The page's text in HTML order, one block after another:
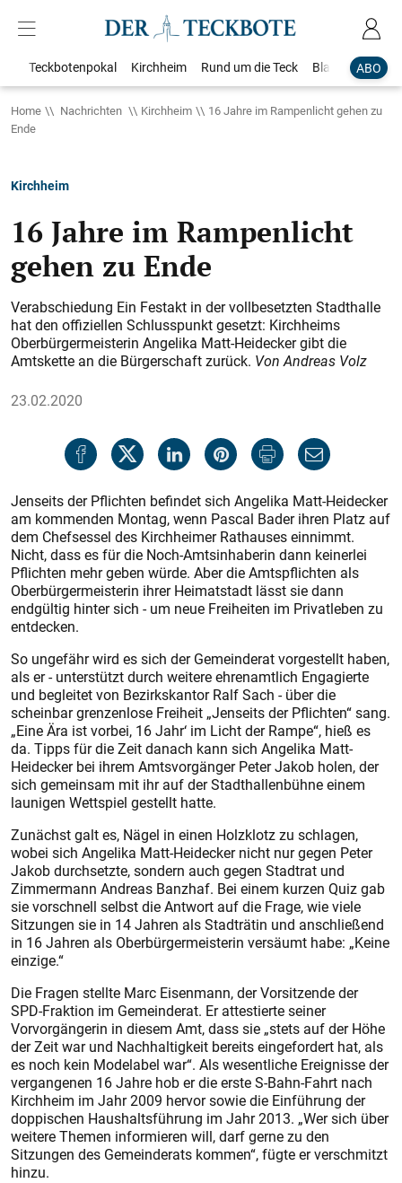
ABO
Teckbotenpokal Kirchheim Rund um die Teck Blaulicht
Home Nachrichten Kirchheim
16 Jahre im Rampenlicht gehen zu
Ende
Kirchheim
16 Jahre im Rampenlicht
gehen zu Ende
Verabschiedung Ein Festakt in der vollbesetzten Stadthalle
hat den offiziellen Schlusspunkt gesetzt: Kirchheims
Oberbürgermeisterin Angelika Matt-Heidecker gibt die
Amtskette an die Bürgerschaft zurück. Von Andreas Volz
23.02.2020
Jenseits der Pflichten befindet sich Angelika Matt-Heidecker
am kommenden Montag, wenn Pascal Bader ihren Platz auf
dem Chefsessel des Kirchheimer Rathauses einnimmt.
Nicht, dass es für die Noch-Amtsinhaberin dann keinerlei
Pflichten mehr geben würde. Aber die Amtspflichten als
Oberbürgermeisterin ihrer Heimatstadt lässt sie dann
endgültig hinter sich - um neue Freiheiten im Privatleben zu
entdecken.
So ungefähr wird es sich der Gemeinderat vorgestellt haben,
als er - unterstützt durch weitere ehrenamtlich Engagierte
und begleitet von Bezirkskantor Ralf Sach - über die
scheinbar grenzenlose Freiheit „Jenseits der Pflichten“ sang.
„Eine Ära ist vorbei, 16 Jahr‘ im Licht der Rampe“, hieß es
da. Tipps für die Zeit danach kann sich Angelika Matt-
Heidecker bei ihrem Amtsvorgänger Peter Jakob holen, der
sich gemeinsam mit ihr auf der Stadthallenbühne einem
launigen Wettspiel gestellt hatte.
Zunächst galt es, Nägel in einen Holzklotz zu schlagen,
wobei sich Angelika Matt-Heidecker nicht nur gegen Peter
Jakob durchsetzte, sondern auch gegen Stadtrat und
Zimmermann Andreas Banzhaf. Bei einem kurzen Quiz gab
sie vorschnell selbst die Antwort auf die Frage, wie viele
Sitzungen sie in 14 Jahren als Stadträtin und anschließend
in 16 Jahren als Oberbürgermeisterin versäumt habe: „Keine
einzige.“
Die Fragen stellte Marc Eisenmann, der Vorsitzende der
SPD-Fraktion im Gemeinderat. Er attestierte seiner
Vorvorgängerin in diesem Amt, dass sie „stets auf der Höhe
der Zeit war und Nachhaltigkeit bereits eingefordert hat, als
es noch kein Modelabel war“. Als wesentliche Ereignisse der
vergangenen 16 Jahre hob er die erste S-Bahn-Fahrt nach
Kirchheim im Jahr 2009 hervor sowie die Einführung der
doppischen Haushaltsführung im Jahr 2013. „Wer sich über
weitere Themen informieren will, darf gerne zu den
Sitzungen des Gemeinderats kommen“, fügte er verschmitzt
hinzu.